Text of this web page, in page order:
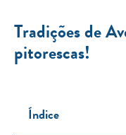
Tradições de
pitorescas!
Índice